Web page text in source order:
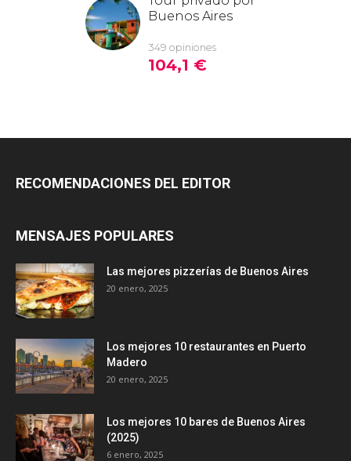
RECOMENDACIONES DEL EDITOR
MENSAJES POPULARES
Las mejores pizzerías de Buenos Aires
20 enero, 2025
Los mejores 10 restaurantes en Puerto
Madero
20 enero, 2025
Los mejores 10 bares de Buenos Aires
(2025)
6 enero, 2025